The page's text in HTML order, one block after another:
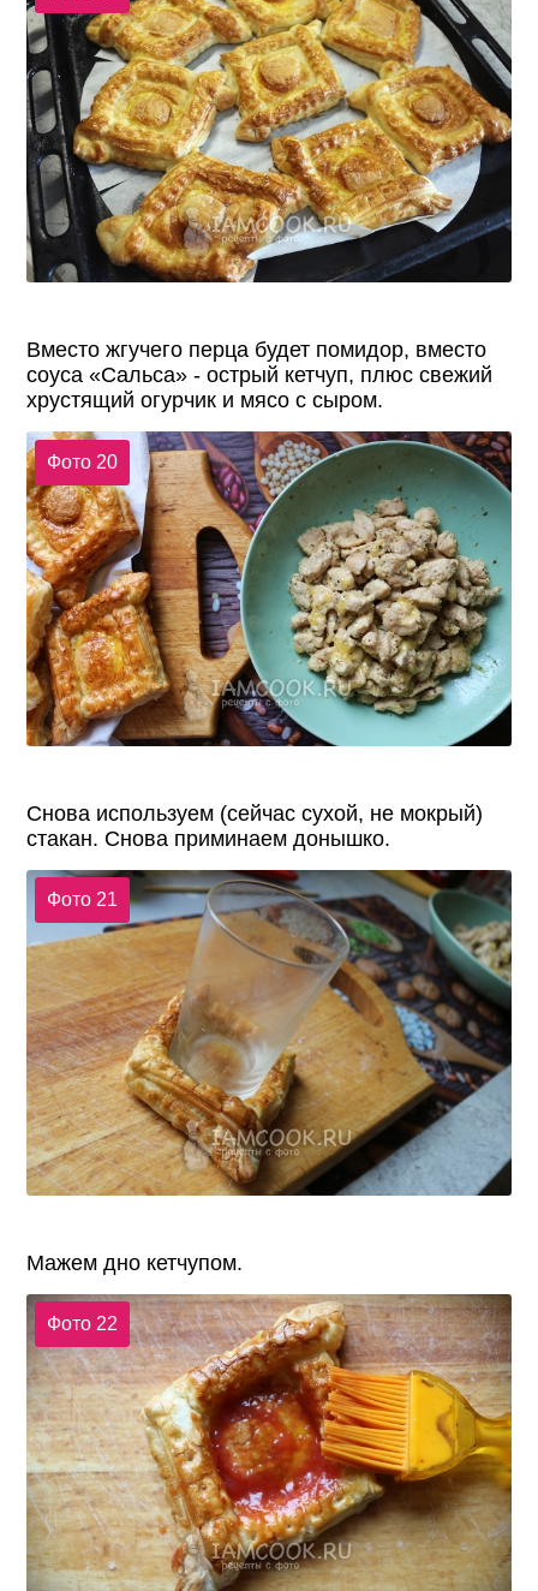
Вместо жгучего перца будет помидор, вместо
соуса «Сальса» - острый кетчуп, плюс свежий
хрустящий огурчик и мясо с сыром.
Фото 20
Снова используем (сейчас сухой, не мокрый)
стакан. Снова приминаем донышко.
Фото 21
Мажем дно кетчупом.
Фото 22